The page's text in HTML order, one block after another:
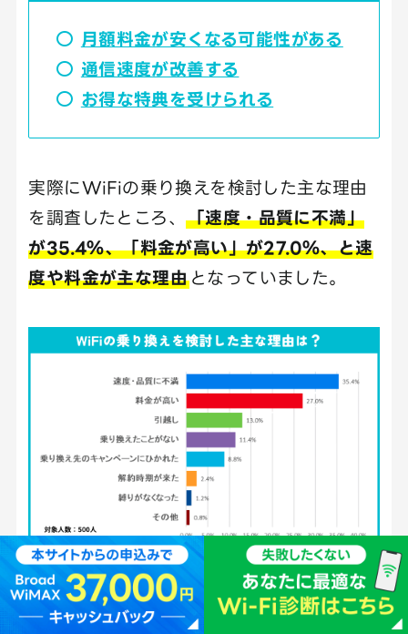
月額料金が安くなる可能性がある
通信速度が改善する
お得な特典を受けられる
実際にWiFiの乗り換えを検討した主な理由
を調査したところ、 「速度・品質に不満」
が35.4％、「料金が高い」が27.0％、と速
度や料金が主な理由となっていました。
引用：【WiFi乗り換え実態調査】 （n=500）